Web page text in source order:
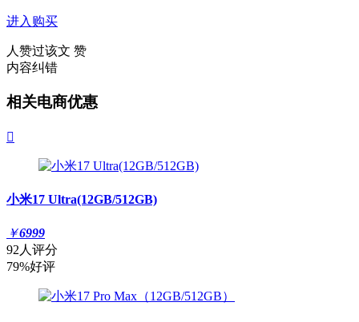
进入购买
人赞过该文 赞
内容纠错
相关电商优惠

小米17 Ultra(12GB/512GB)
￥6999
92人评分
79%好评